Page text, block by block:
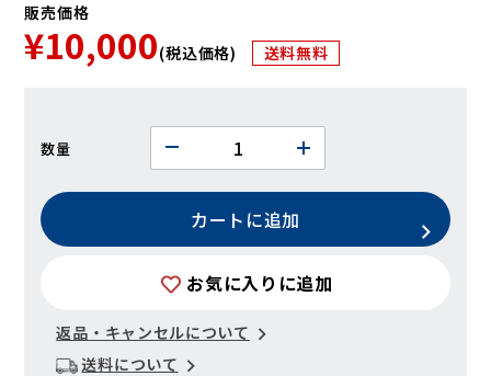
販売価格
¥10,000(税込価格) 送料無料
数量
カートに追加
お気に入りに追加
返品・キャンセルについて
送料について